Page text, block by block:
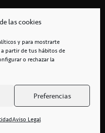
las cookies
y para mostrarte
partir de tus hábitos de
o rechazar la
Preferencias
Aviso Legal